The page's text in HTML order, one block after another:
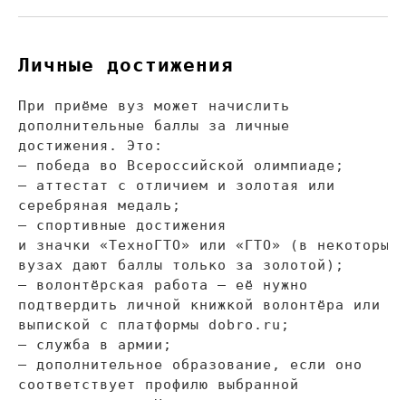
Личные достижения
При приёме вуз может начислить
дополнительные баллы за
личные
достижения. Это:
—
победа во
Всероссийской олимпиаде;
—
аттестат с отличием и
золотая или
серебряная медаль;
—
спортивные достижения
и
значки «ТехноГТО» или «ГТО» (в
некоторых
вузах дают баллы только за
золотой);
—
волонтёрская работа — её нужно
подтвердить личной книжкой волонтёра или
выпиской с
платформы dobro.ru;
—
служба в
армии;
—
дополнительное образование, если оно
соответствует профилю выбранной